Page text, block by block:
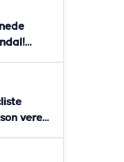
veren